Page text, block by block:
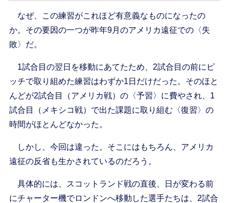
なぜ、この練習がこれほど有意義なものになったの
か。その要因の一つが昨年9月のアメリカ遠征での〈失
敗〉だ。
1試合目の翌日を移動にあてたため、2試合目の前にピ
ッチで取り組めた練習はわずか1日だけだった。そのほと
んどが2試合目（アメリカ戦）の〈予習〉に費やされ、1
試合目（メキシコ戦）で出た課題に取り組む〈復習〉の
時間がほとんどなかった。
しかし、今回は違った。そこにはもちろん、アメリカ
遠征の反省も生かされているのだろう。
具体的には、スコットランド戦の直後、日が変わる前
にチャーター機でロンドンへ移動した選手たちは、2試合